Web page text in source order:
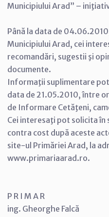
Municipiului Arad” –
Până la data de
Municipiului Arad, cei
recomandări, sugestii şi
documente.
Informaţii suplimentare
data de 21.05.2010, între
de Informare Cetăţeni,
Cei interesaţi pot solicita în
contra cost după aceste
site-ul Primăriei Arad, la
www.primariaarad.ro.
P R I M A R
ing. Gheorghe Falcă